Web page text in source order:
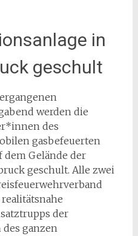
in
geschult
werden die
des
gasbefeuerten
dem Gelände der
geschult. Alle zwei
der
ganzen